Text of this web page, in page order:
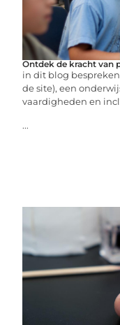
Ontdek de kracht van
in dit blog
de site), een
vaardigheden en
...